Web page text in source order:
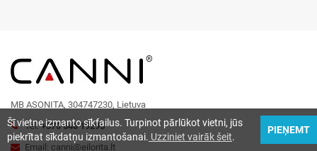
MB ASONITA, 304747230, Lietuva
Tel:+370 648 19295
Email: canni@eilorita.lt
Šī vietne izmanto sīkfailus. Turpinot pārlūkot vietni, jūs
piekrītat sīkdatņu izmantošanai. Uzziniet vairāk šeit.
PIEŅEMT